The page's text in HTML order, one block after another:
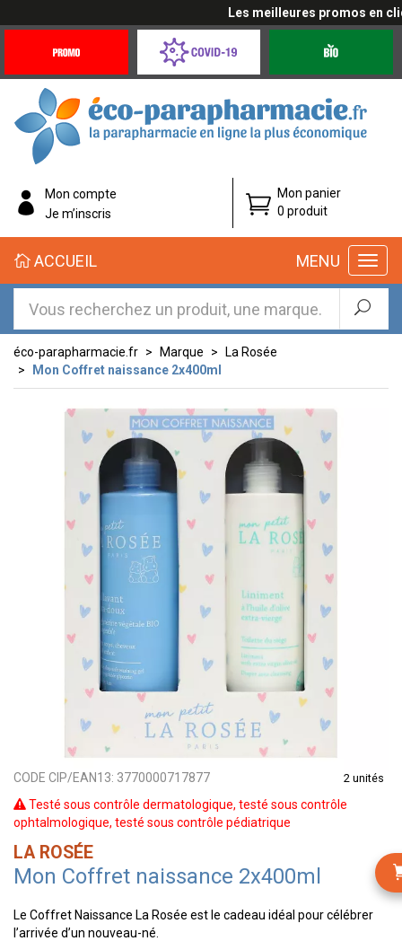
Les meilleures promos en
Offres
Coronavirus
éco-
parapharmacie.fr
éco-
parapharmacie.fr
Mon compte
Je m’inscris
Mon panier
0 produit
MENU
ACCUEIL
éco-parapharmacie.fr Marque
La Rosée
Mon Coffret naissance 2x400ml
CODE CIP/EAN13: 3770000717877 2 unités
Testé sous contrôle dermatologique, testé sous contrôle
ophtalmologique, testé sous contrôle pédiatrique
LA ROSÉE
Mon Coffret naissance 2x400ml
Le Coffret Naissance La Rosée est le cadeau idéal pour célébrer
l’arrivée d’un nouveau-né.